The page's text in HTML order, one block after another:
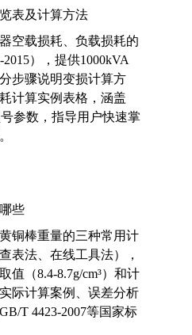
表及计算方法
空载损耗、负载损耗的
），提供1000kVA
步骤说明变损计算方
计算实例表格，涵盖
参数，指导用户快速掌
些
铜棒重量的三种常用计
表法、在线工具法），
值（8.4-8.7g/cm³）和计
际计算案例、误差分析
T 4423-2007等国家标